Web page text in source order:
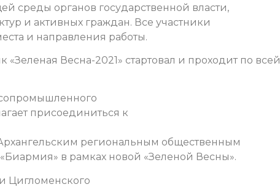
среды органов государственной власти,
и активных граждан. Все участники
и направления работы.
Весна-2021» стартовал и проходит по всей
присоединиться к
региональным общественным
в рамках новой «Зеленой Весны».
Цигломенского